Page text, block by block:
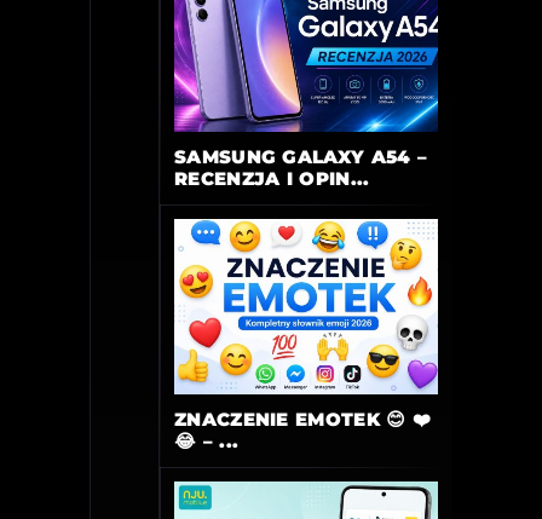
SAMSUNG GALAXY A54 –
RECENZJA I OPIN...
ZNACZENIE EMOTEK 😊 ❤️
😂 – ...